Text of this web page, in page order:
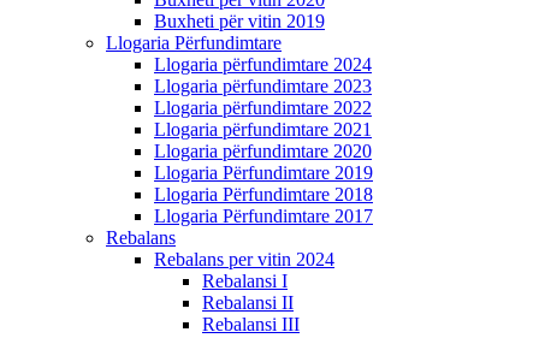
Buxheti për vitin 2019
Llogaria Përfundimtare
Llogaria përfundimtare 2024
Llogaria përfundimtare 2023
Llogaria përfundimtare 2022
Llogaria përfundimtare 2021
Llogaria përfundimtare 2020
Llogaria Përfundimtare 2019
Llogaria Përfundimtare 2018
Llogaria Përfundimtare 2017
Rebalans
Rebalans per vitin 2024
Rebalansi I
Rebalansi II
Rebalansi III